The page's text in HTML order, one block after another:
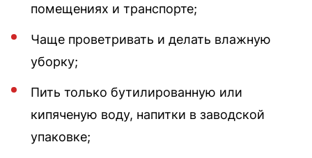
помещениях и транспорте;
Чаще проветривать и делать влажную
уборку;
Пить только бутилированную или
кипяченую воду, напитки в заводской
упаковке;